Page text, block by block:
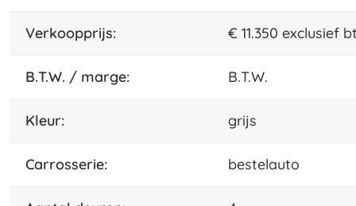
Verkoopprijs: € 11.350 exclusief
B.T.W. / marge: B.T.W.
kleur: grijs
carrosserie: bestelauto